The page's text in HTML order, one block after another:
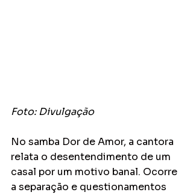
Foto: Divulgação
No samba Dor de Amor, a cantora
relata o desentendimento de um
casal por um motivo banal. Ocorre
a separação e questionamentos